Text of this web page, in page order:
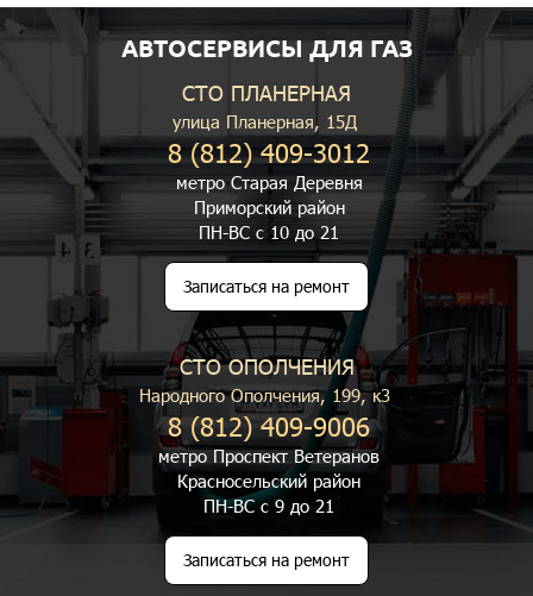
АВТОСЕРВИСЫ ДЛЯ ГАЗ
СТО ПЛАНЕРНАЯ
улица Планерная, 15Д
8 (812) 409-3012
метро Старая Деревня
Приморский район
ПН-ВС с 10 до 21
Записаться на ремонт
СТО ОПОЛЧЕНИЯ
Народного Ополчения, 199, к3
8 (812) 409-9006
метро Проспект Ветеранов
Красносельский район
ПН-ВС с 9 до 21
Записаться на ремонт